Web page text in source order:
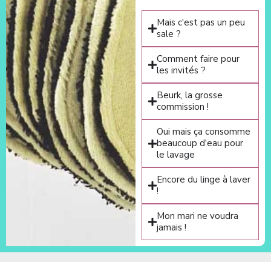
Mais c'est pas un peu
sale ?
Comment faire pour
les invités ?
Beurk, la grosse
commission !
Oui mais ça consomme
beaucoup d'eau pour
le lavage
Encore du linge à laver
!
Mon mari ne voudra
jamais !